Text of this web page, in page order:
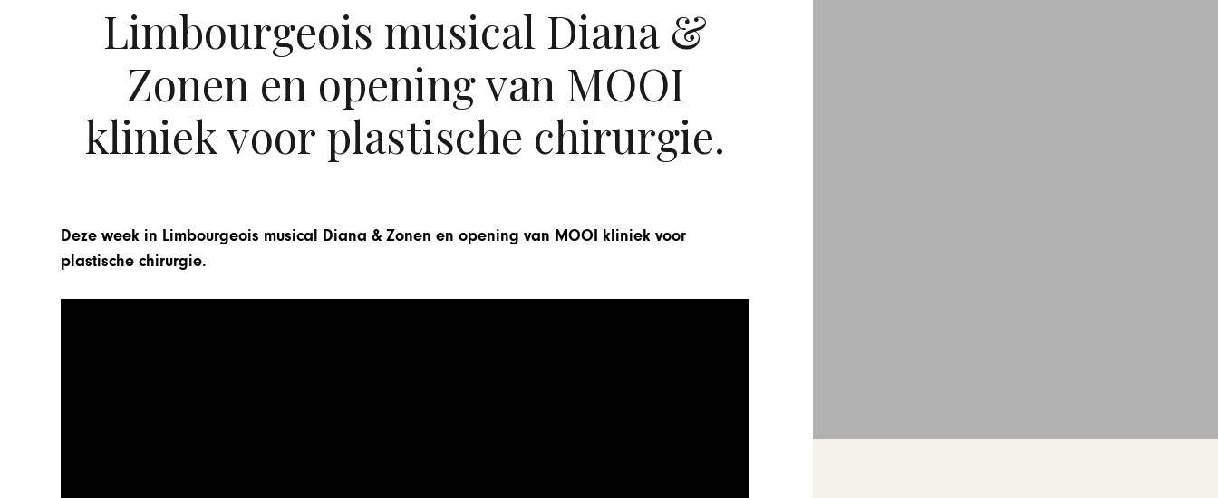
Limbourgeois musical Diana &
Zonen en opening van MOOI
kliniek voor plastische chirurgie.
Deze week in Limbourgeois musical Diana & Zonen en opening van MOOI kliniek voor
plastische chirurgie.